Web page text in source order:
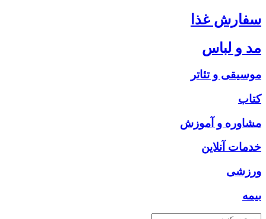
سفارش غذا
مد و لباس
موسیقی و تئاتر
کتاب
مشاوره و آموزش
خدمات آنلاین
ورزشی
بیمه